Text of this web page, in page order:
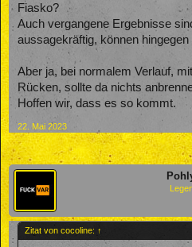
Fiasko?
Auch vergangene Ergebnisse
aussagekräftig, können
Aber ja, bei normalem Verlauf,
Rücken, sollte da nichts
Hoffen wir, dass es so kommt.
22. Mai 2023
Zitat von cocoline: ↑